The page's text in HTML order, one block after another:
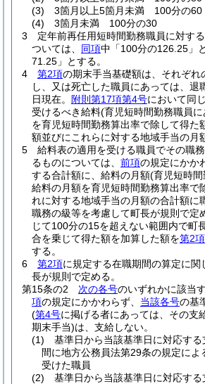
(3)
3箇月以上5箇月未満 100分の60
(4)
3箇月未満 100分の30
3
定年前再任用短時間勤務職員に対する
ついては、 同項中「100分の126.25」
71.25」とする。
4
第2項の期末手当基礎額は、それぞれ
し、又は死亡した職員にあっては、退
日現在。
附則第17項第4号において同
受けるべき給料(育児短時間勤務職員
を育児短時間勤務算出率で除して得た
額並びにこれらに対する地域手当の月
5
給料表の適用を受ける職員でその職
るものについては、 前項の規定にかか
する合計額に、給料の月額(育児短時
給料の月額を育児短時間勤務算出率で
れに対する地域手当の月額の合計額に
職務の級等を考慮して町長が規則で定
じて100分の15を超えない範囲内で町
合を乗じて得た額を加算した額を第2項
する。
6
第2項に規定する在職期間の算定に関
長が規則で定める。
第15条の2
次の各号のいずれかに該当
項の規定にかかわらず、 当該各号の基
(第4号に掲げる者にあっては、その支
期末手当)は、支給しない。
(1)
基準日から当該基準日に対応す
間に地方公務員法第29条の規定によ
受けた職員
(2)
基準日から当該基準日に対応す